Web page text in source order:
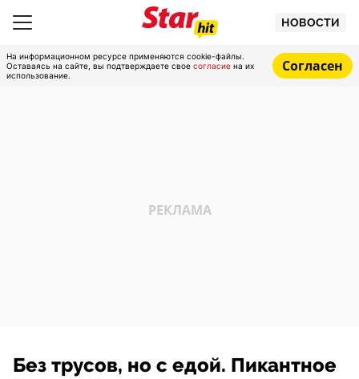
НОВОСТИ
На информационном ресурсе применяются cookie-файлы.
Оставаясь на сайте, вы подтверждаете свое согласие на их
использование.
Согласен
Без трусов, но с едой. Пикантное